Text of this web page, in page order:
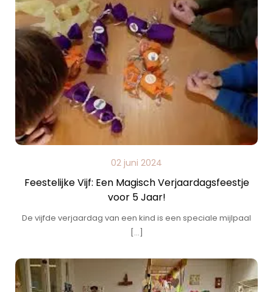
02 juni 2024
Feestelijke Vijf: Een Magisch Verjaardagsfeestje
voor 5 Jaar!
De vijfde verjaardag van een kind is een speciale mijlpaal
[…]